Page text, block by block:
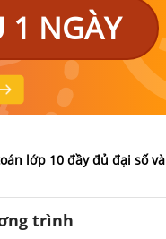
1 NGÀY
lớp 10 đầy đủ đại số và
trình